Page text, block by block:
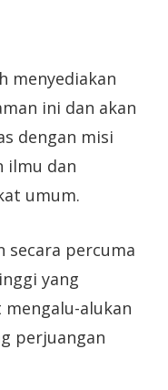
menyediakan
ini dan akan
dengan misi
ilmu dan
umum.
secara percuma
yang
alukan
perjuangan